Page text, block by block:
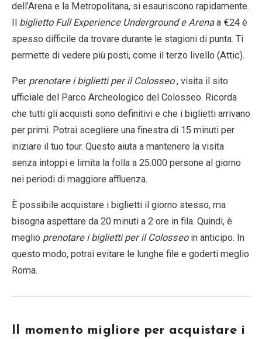
dell’Arena e la Metropolitana, si esauriscono rapidamente.
Il biglietto Full Experience Underground e Arenaa €24 è
spesso difficile da trovare durante le stagioni di punta. Ti
permette di vedere più posti, come il terzo livello (Attic).
Per prenotare i biglietti per il Colosseo, visita il sito
ufficiale del Parco Archeologico del Colosseo. Ricorda
che tutti gli acquisti sono definitivi e che i biglietti arrivano
per primi. Potrai scegliere una finestra di 15 minuti per
iniziare il tuo tour. Questo aiuta a mantenere la visita
senza intoppi e limita la folla a 25.000 persone al giorno
nei periodi di maggiore affluenza.
È possibile acquistare i biglietti il giorno stesso, ma
bisogna aspettare da 20 minuti a 2 ore in fila. Quindi, è
meglio prenotare i biglietti per il Colosseoin anticipo. In
questo modo, potrai evitare le lunghe file e goderti meglio
Roma.
Il momento migliore per acquistare i